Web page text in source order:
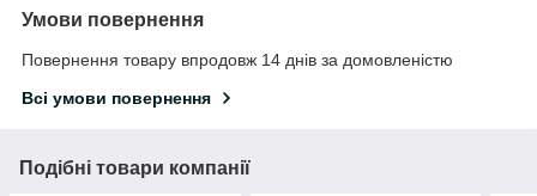
Умови повернення
Повернення товару впродовж 14 днів за домовленістю
Всі умови повернення
Подібні товари компанії